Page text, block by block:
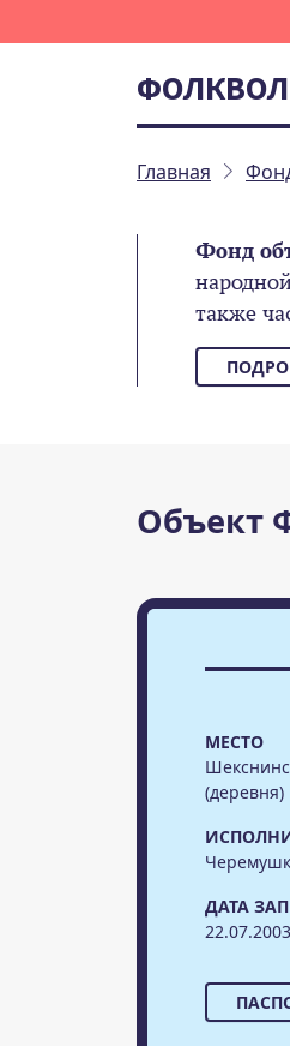
Главная
Фонд
также
Объект
МЕСТО
(деревня)
ДАТА
22.07.2003